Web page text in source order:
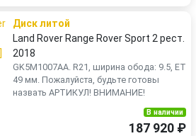
Диск литой
Land Rover Range Rover Sport 2 рест.
2018
GK5M1007AA. R21, ширина обода: 9.5, ET
49 мм. Пожалуйста, будьте готовы
назвать АРТИКУЛ! ВНИМАНИЕ!
В наличии
187 920 ₽